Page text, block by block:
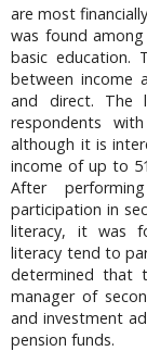
are most
was found
basic education.
between income
and direct. The
respondents
although it is
income of up to
After
participation in
literacy, it was
literacy tend to
determined that
manager of
and investment
pension funds.